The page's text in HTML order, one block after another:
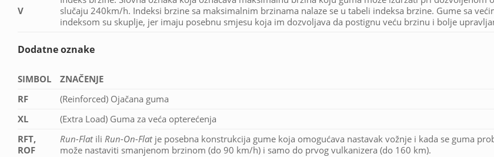
V
slučaju 240km/h. Indeksi brzine sa maksimalnim brzinama nalaze se u tabeli indeksa brzine. Gume sa
indeksom su skuplje, jer imaju posebnu smjesu koja im dozvoljava da postignu veću brzinu i bolje
Dodatne oznake
SIMBOL
ZNAČENJE
RF
(Reinforced) Ojačana guma
XL
(Extra Load) Guma za veća opterećenja
RFT,
ROF
Run-FlatiliRun-On-Flatje posebna konstrukcija gume koja omogućava nastavak vožnje i kada se guma
može nastaviti smanjenom brzinom (do 90 km/h) i samo do prvog vulkanizera (do 160 km).